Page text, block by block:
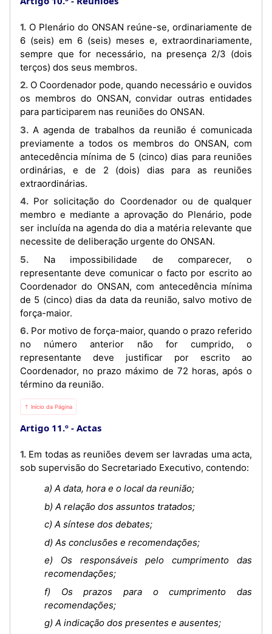
1. O Plenário do ONSAN reúne-se, ordinariamente de
6 (seis) em 6 (seis) meses e, extraordinariamente,
sempre que for necessário, na presença 2/3 (dois
terços) dos seus membros.
2. O Coordenador pode, quando necessário e ouvidos
os membros do ONSAN, convidar outras entidades
para participarem nas reuniões do ONSAN.
3. A agenda de trabalhos da reunião é comunicada
previamente a todos os membros do ONSAN, com
antecedência mínima de 5 (cinco) dias para reuniões
ordinárias, e de 2 (dois) dias para as reuniões
extraordinárias.
4. Por solicitação do Coordenador ou de qualquer
membro e mediante a aprovação do Plenário, pode
ser incluída na agenda do dia a matéria relevante que
necessite de deliberação urgente do ONSAN.
5. Na impossibilidade de comparecer, o
representante deve comunicar o facto por escrito ao
Coordenador do ONSAN, com antecedência mínima
de 5 (cinco) dias da data da reunião, salvo motivo de
força-maior.
6. Por motivo de força-maior, quando o prazo referido
no número anterior não for cumprido, o
representante deve justificar por escrito ao
Coordenador, no prazo máximo de 72 horas, após o
término da reunião.
⇡ Início da Página
Artigo 11.º Actas
1. Em todas as reuniões devem ser lavradas uma acta,
sob supervisão do Secretariado Executivo, contendo:
a) A data, hora e o local da reunião;
b) A relação dos assuntos tratados;
c) A síntese dos debates;
d) As conclusões e recomendações;
e) Os responsáveis pelo cumprimento das
recomendações;
f) Os prazos para o cumprimento das
recomendações;
g) A indicação dos presentes e ausentes;